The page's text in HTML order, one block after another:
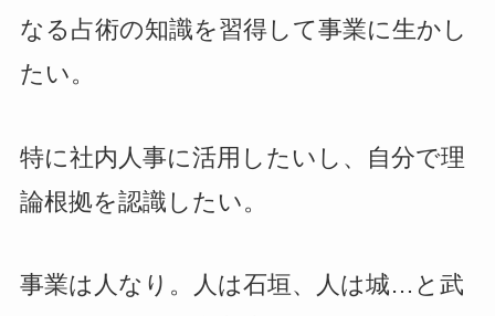
なる占術の知識を習得して事業に生かし
たい。
特に社内人事に活用したいし、自分で理
論根拠を認識したい。
事業は人なり。人は石垣、人は城…と武